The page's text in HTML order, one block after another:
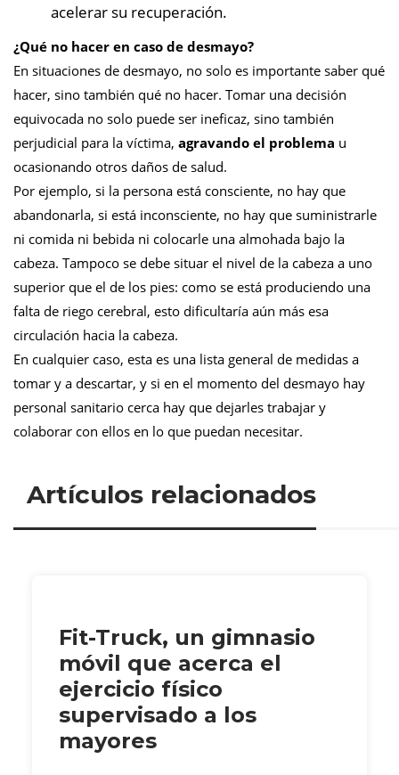
acelerar su recuperación.
¿Qué no hacer en caso de desmayo?
En situaciones de desmayo, no solo es importante saber qué
hacer, sino también qué no hacer. Tomar una decisión
equivocada no solo puede ser ineficaz, sino también
perjudicial para la víctima, agravando el problema u
ocasionando otros daños de salud.
Por ejemplo, si la persona está consciente, no hay que
abandonarla, si está inconsciente, no hay que suministrarle
ni comida ni bebida ni colocarle una almohada bajo la
cabeza. Tampoco se debe situar el nivel de la cabeza a uno
superior que el de los pies: como se está produciendo una
falta de riego cerebral, esto dificultaría aún más esa
circulación hacia la cabeza.
En cualquier caso, esta es una lista general de medidas a
tomar y a descartar, y si en el momento del desmayo hay
personal sanitario cerca hay que dejarles trabajar y
colaborar con ellos en lo que puedan necesitar.
Artículos relacionados
Fit-Truck, un gimnasio
móvil que acerca el
ejercicio físico
supervisado a los
mayores